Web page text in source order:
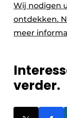
Wij nodigen
ontdekken.
meer
verder.